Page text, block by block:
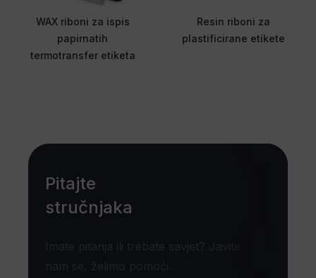
WAX riboni za ispis
papirnatih
termotransfer etiketa
Resin riboni za
plastificirane etikete
Pitajte
stručnjaka